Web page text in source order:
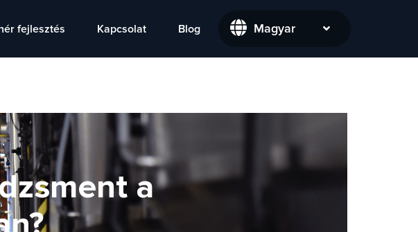
fejlesztés Kapcsolat Blog Magyar
a